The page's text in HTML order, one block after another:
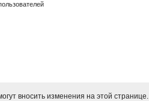
вносить изменения на этой странице.